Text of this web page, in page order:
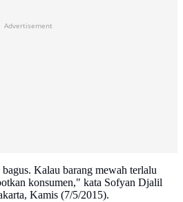
Advertisement
Kalau barang mewah terlalu
konsumen," kata Sofyan Djalil
Kamis (7/5/2015).